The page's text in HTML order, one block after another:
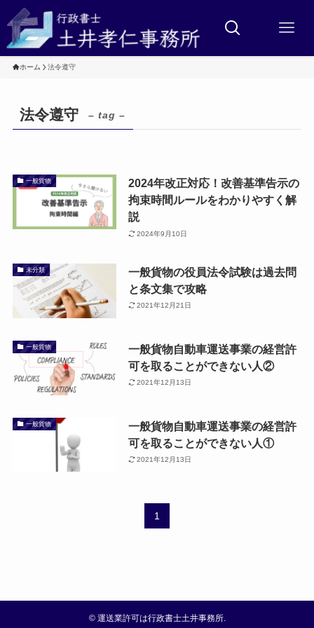
ホーム 法令遵守
法令遵守 – tag –
一般貨物
2024年改正対応！改善基準告示の
拘束時間ルールをわかりやすく解
説
2024年9月10日
未分類
一般貨物の役員法令試験は過去問
と条文集で攻略
2021年12月21日
一般貨物
一般貨物自動車運送事業の経営許
可を取ることができない人②
2021年12月13日
一般貨物
一般貨物自動車運送事業の経営許
可を取ることができない人①
2021年12月13日
1
©運送業許可は行政書士土井事務所.